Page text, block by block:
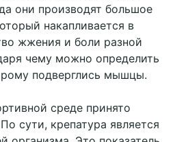
они производят большое
накапливается в
жжения и боли разной
чему можно определить
подверглись мышцы.
среде принято
сути, крепатура является